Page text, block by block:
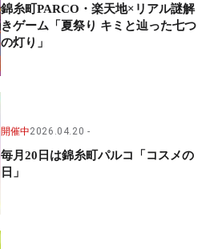
錦糸町PARCO・楽天地×リアル謎解
きゲーム「夏祭り キミと辿った七つ
の灯り」
開催中2026.04.20
毎月20日は錦糸町パルコ「コスメの
日」